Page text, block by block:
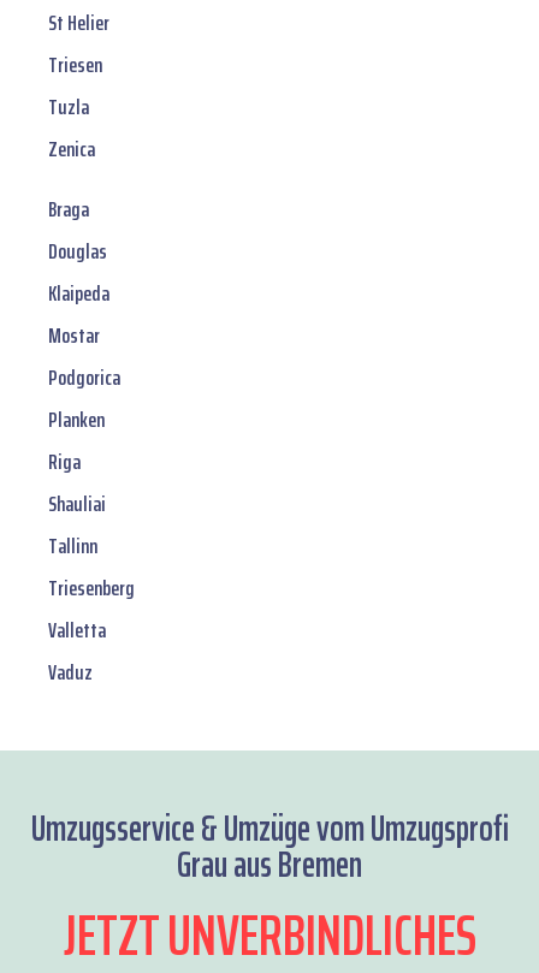
St Helier
Triesen
Tuzla
Zenica
Braga
Douglas
Klaipeda
Mostar
Podgorica
Planken
Riga
Shauliai
Tallinn
Triesenberg
Valletta
Vaduz
Umzugsservice & Umzüge vom Umzugsprofi
Grau aus Bremen
JETZT UNVERBINDLICHES